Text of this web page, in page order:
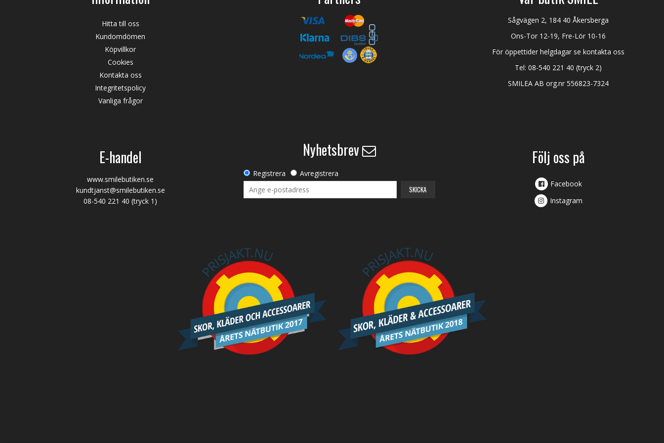
Hitta till oss
Kundomdömen
Köpvillkor
Cookies
Kontakta oss
Integritetspolicy
Vanliga frågor
Sågvägen 2, 184 40 Åkersberga
Ons-Tor 12-19, Fre-Lör 10-16
För öppettider helgdagar se kontakta oss
Tel:08-540 221 40 (tryck 2)
SMILEA AB org.nr 556823-7324
E-handel
www.smilebutiken.se
kundtjanst@smilebutiken.se
08-540 221 40 (tryck 1)
Nyhetsbrev
Registrera Avregistrera
SKICKA
Följ oss på
Facebook
Instagram